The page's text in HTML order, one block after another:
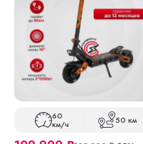
60
км/ч 50 км